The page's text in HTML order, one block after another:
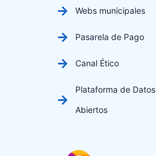
Webs municipales
Pasarela de Pago
Canal Ético
Plataforma de Datos
Abiertos